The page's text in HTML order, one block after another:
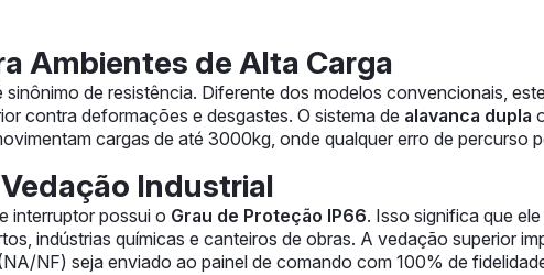
Ambientes de Alta Carga
sinônimo de resistência. Diferente dos modelos convencionais,
contra deformações e desgastes. O sistema de alavanca dupla
cargas de até 3000kg, onde qualquer erro de percurso
Industrial
interruptor possui o Grau de Proteção IP66. Isso significa que
indústrias químicas e canteiros de obras. A vedação superior
NF) seja enviado ao painel de comando com 100% de